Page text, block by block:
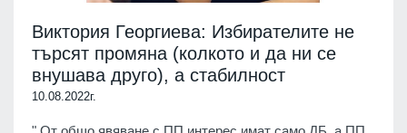
Виктория Георгиева: Избирателите не
търсят промяна (колкото и да ни се
внушава друго), а стабилност
10.08.2022г.